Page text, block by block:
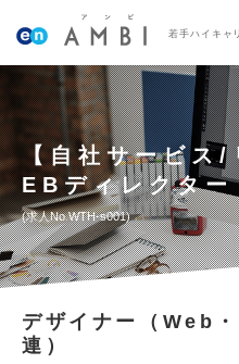
若手ハイキャ
【自社サービス/
EBディレクター
求人No.WTH-s001
デザイナー（Web
連）